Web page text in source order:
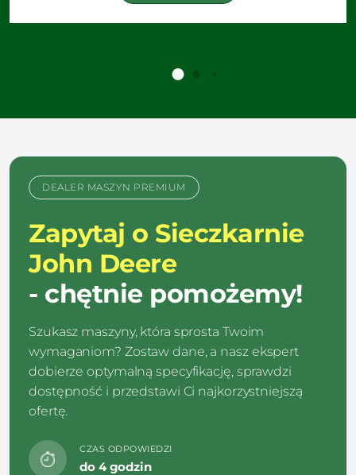
DEALER MASZYN PREMIUM
Zapytaj o Sieczkarnie
John Deere
- chętnie pomożemy!
Szukasz maszyny, która sprosta Twoim
wymaganiom? Zostaw dane, a nasz ekspert
dobierze optymalną specyfikację, sprawdzi
dostępność i przedstawi Ci najkorzystniejszą
ofertę.
CZAS ODPOWIEDZI
do 4 godzin